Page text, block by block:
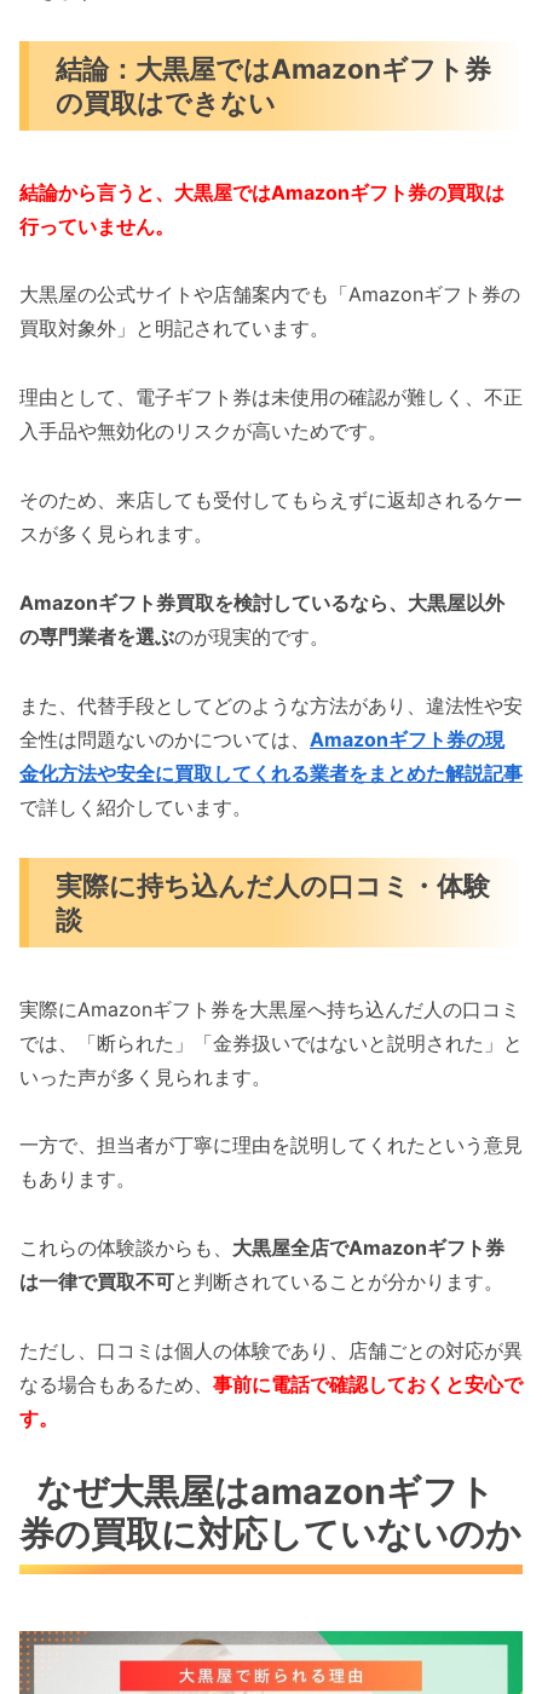
結論：大黒屋ではAmazonギフト券
の買取はできない
結論から言うと、大黒屋ではAmazonギフト券の買取は
行っていません。
大黒屋の公式サイトや店舗案内でも「Amazonギフト券の
買取対象外」と明記されています。
理由として、電子ギフト券は未使用の確認が難しく、不正
入手品や無効化のリスクが高いためです。
そのため、来店しても受付してもらえずに返却されるケー
スが多く見られます。
Amazonギフト券買取を検討しているなら、大黒屋以外
の専門業者を選ぶのが現実的です。
また、代替手段としてどのような方法があり、違法性や安
全性は問題ないのかについては、 Amazonギフト券の現
金化方法や安全に買取してくれる業者をまとめた解説記事
で詳しく紹介しています。
実際に持ち込んだ人の口コミ・体験
談
実際にAmazonギフト券を大黒屋へ持ち込んだ人の口コミ
では、「断られた」「金券扱いではないと説明された」と
いった声が多く見られます。
一方で、担当者が丁寧に理由を説明してくれたという意見
もあります。
これらの体験談からも、 大黒屋全店でAmazonギフト券
は一律で買取不可と判断されていることが分かります。
ただし、口コミは個人の体験であり、店舗ごとの対応が異
なる場合もあるため、 事前に電話で確認しておくと安心で
す。
なぜ大黒屋はamazonギフト
券の買取に対応していないのか